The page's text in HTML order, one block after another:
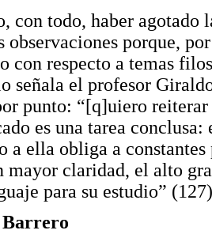
con todo, haber
observaciones porque,
con respecto a temas
señala el profesor
punto: “[q]uiero
es una tarea
a ella obliga a
mayor claridad, el alto
para su estudio”
Barrero